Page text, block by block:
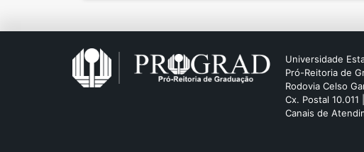
Universidade
Pró-Reitoria de
Rodovia Celso
Cx. Postal 10.011
Canais de